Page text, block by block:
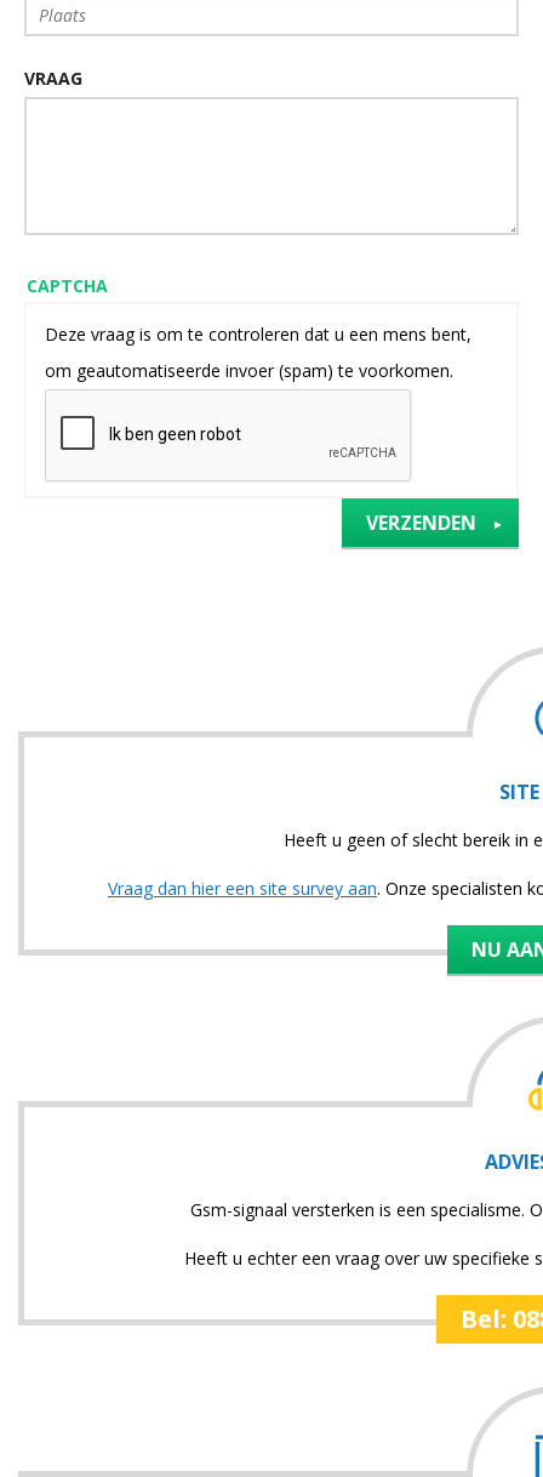
VRAAG
CAPTCHA
Deze vraag is om te controleren dat u een mens bent,
om geautomatiseerde invoer (spam) te voorkomen.
Heeft u geen of slecht bereik in
Vraag dan hier een site survey aan. Onze specialisten
NU
Gsm-signaal versterken is een specialisme.
Heeft u echter een vraag over uw specifieke
Bel: